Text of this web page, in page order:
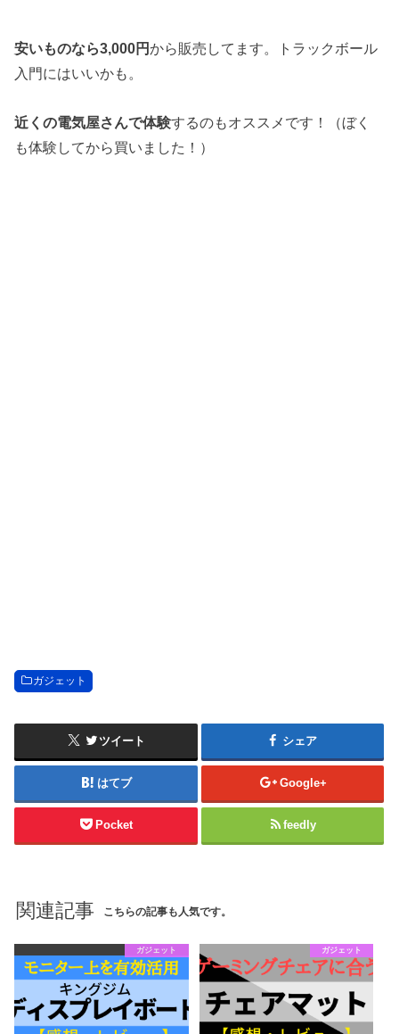
安いものなら3,000円から販売してます。トラックボール
入門にはいいかも。
近くの電気屋さんで体験するのもオススメです！（ぼく
も体験してから買いました！）
ガジェット
ツイート シェア
はてブ Google+
Pocket feedly
関連記事 こちらの記事も人気です。
ガジェット ガジェット